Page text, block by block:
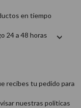
en tiempo
24 a 48 horas
recibes tu pedido para
nuestras politicas